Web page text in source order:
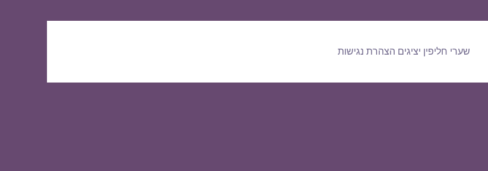
שערי חליפין יציגים הצהרת נגישות